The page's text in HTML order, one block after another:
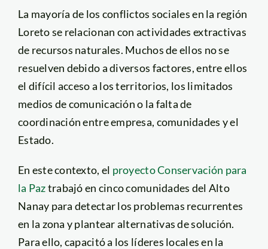
La mayoría de los conflictos sociales en la región
Loreto se relacionan con actividades extractivas
de recursos naturales. Muchos de ellos no se
resuelven debido a diversos factores, entre ellos
el difícil acceso a los territorios, los limitados
medios de comunicación o la falta de
coordinación entre empresa, comunidades y el
Estado.
En este contexto, el proyecto Conservación para
la Paztrabajó en cinco comunidades del Alto
Nanay para detectar los problemas recurrentes
en la zona y plantear alternativas de solución.
Para ello, capacitó a los líderes locales en la